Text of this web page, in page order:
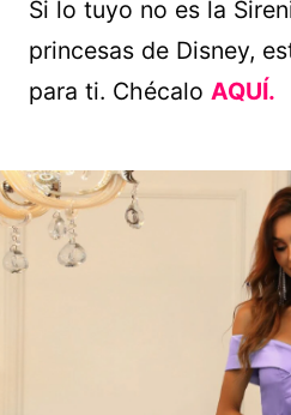
Si lo tuyo no es la
princesas de Disney,
para ti. Chécalo AQUÍ.